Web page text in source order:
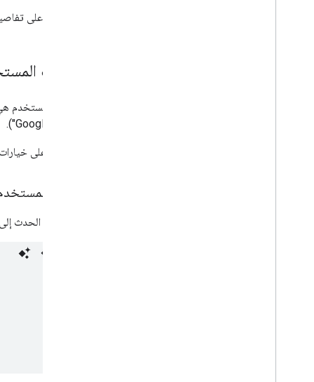
للحصول على
أحداث
أحداث المستخدم
للاطّلاع على
يتلقّى
يشير هذا الحدث